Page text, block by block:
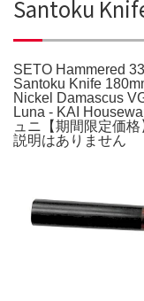
Santoku
SETO Hammered
Santoku Knife
Nickel Damascus
Luna - KAI
ュニ【期間限定価
説明はありません